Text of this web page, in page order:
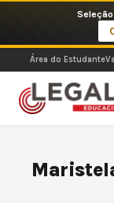
o
conteúdoÁrea do Estudante